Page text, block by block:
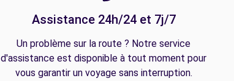
Assistance 24h/24 et 7j/7
Un problème sur la route ? Notre service
d'assistance est disponible à tout moment pour
vous garantir un voyage sans interruption.